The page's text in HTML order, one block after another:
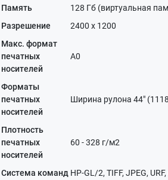
Память
128 Гб (виртуальная
Разрешение
2400 x 1200
Макс. формат
печатных
носителей
A0
Форматы
печатных
носителей
Ширина рулона 44"
Плотность
печатных
носителей
60 - 328 г/м2
Система команд HP-GL/2, TIFF, JPEG,